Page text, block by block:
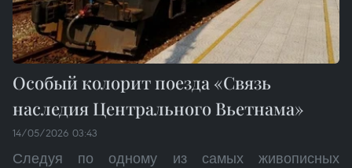
Особый колорит поезда «Связь
наследия Центрального Вьетнама»
14/05/2026 03:43
Следуя по одному из самых живописных